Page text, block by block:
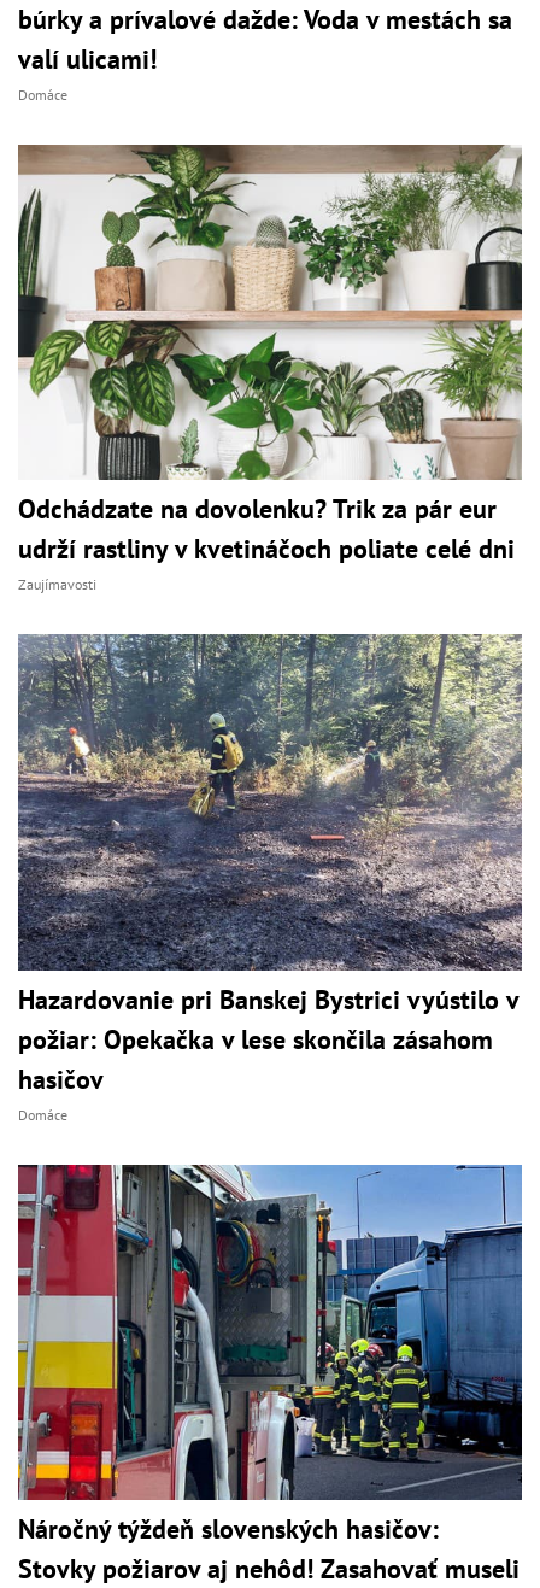
búrky a prívalové dažde: Voda v mestách sa
valí ulicami!
Domáce
Odchádzate na dovolenku? Trik za pár eur
udrží rastliny v kvetináčoch poliate celé dni
Zaujímavosti
Hazardovanie pri Banskej Bystrici vyústilo v
požiar: Opekačka v lese skončila zásahom
hasičov
Domáce
Náročný týždeň slovenských hasičov:
Stovky požiarov aj nehôd! Zasahovať museli